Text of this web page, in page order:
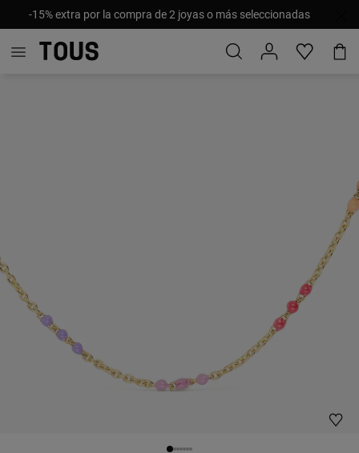
-15% extra por la compra de 2 joyas o más seleccionadas